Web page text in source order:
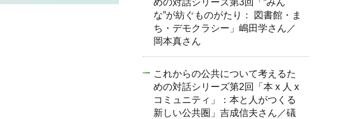
めの対話シリーズ第3回「“みん
な”が紡ぐものがたり： 図書館・ま
ち・デモクラシー」嶋田学さん／
岡本真さん
これからの公共について考えるた
めの対話シリーズ第2回「本 x 人 x
コミュニティ」：本と人がつくる
新しい公共圏」吉成信夫さん／礒